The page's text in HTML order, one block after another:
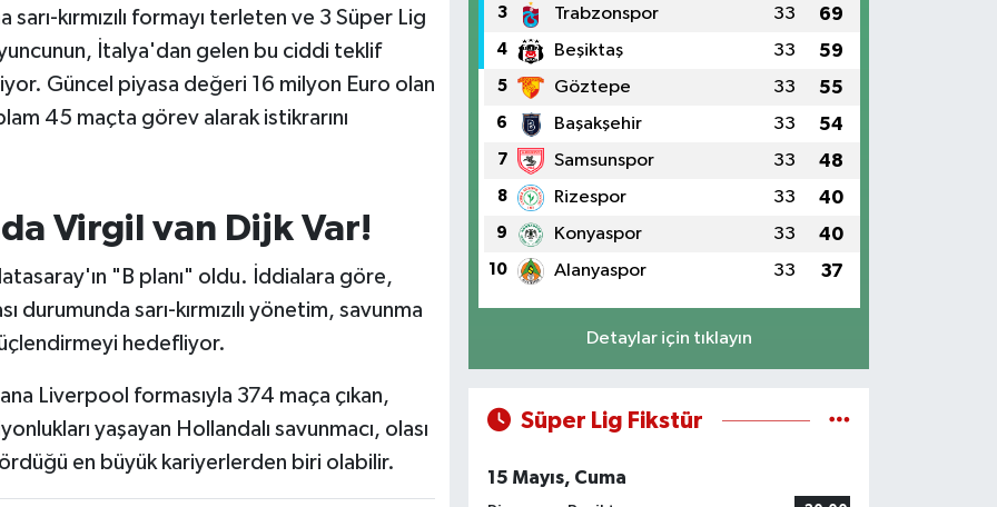
kırmızılı formayı terleten ve 3 Süper Lig
İtalya'dan gelen bu ciddi teklif
Güncel piyasa değeri 16 milyon Euro olan
45 maçta görev alarak istikrarını
Virgil van Dijk Var!
"B planı" oldu. İddialara göre,
durumunda sarı-kırmızılı yönetim, savunma
hedefliyor.
Liverpool formasıyla 374 maça çıkan,
yaşayan Hollandalı savunmacı, olası
en büyük kariyerlerden biri olabilir.
3 Trabzonspor 33 69
4 Beşiktaş 33 59
5 Göztepe 33 55
6 Başakşehir 33 54
7 Samsunspor 33 48
8 Rizespor 33 40
9 Konyaspor 33 40
10 Alanyaspor 33 37
Detaylar için tıklayın
Süper Lig Fikstür
15 Mayıs, Cuma